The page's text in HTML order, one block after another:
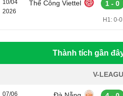
10/04
2026
Thể Công Viettel 1 - 0
H1: 0-0
Thành tích gần
V-
07/06